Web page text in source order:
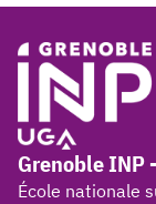
Grenoble INP
École nationale